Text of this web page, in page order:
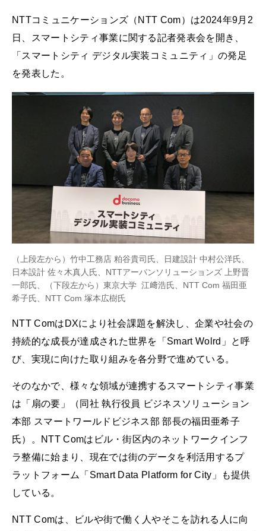
NTTコミュニケーションズ（NTT Com）は2024年9月2
日、スマートシティ事業に関する記者発表会を開き、
「スマートシティ デジタル実装コミュニティ」の発足
を発表した。
（上段左から）竹中工務店 粕谷貴司氏、日建設計 中村公洋氏、
日本設計 佐々木真人氏、NTTアーバンソリューションズ 上野晋
一郎氏、（下段左から）東京大学 江﨑浩氏、NTT Com 福田亜
希子氏、NTT Com 塚本広樹氏
NTT ComはDXにより社会課題を解決し、企業や社会の
持続的な成長が達成された世界を「Smart Wolrd」と呼
び、実現に向けた取り組みを各分野で進めている。
そのなかで、様々な領域が連携するスマートシティ事業
は「扇の要」（同社 執行役員 ビジネスソリューション
本部 スマートワールドビジネス部 部長の福田亜希子
氏）。NTT Comはビル・街区内のネットワークインフ
ラ整備に始まり、現在では街のデータを利活用するプ
ラットフォーム「Smart Data Platform for City」も提供
している。
NTT Comは、ビルや街で働く人やそこを訪れる人に向